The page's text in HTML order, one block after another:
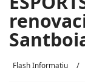
Flash Informatiu